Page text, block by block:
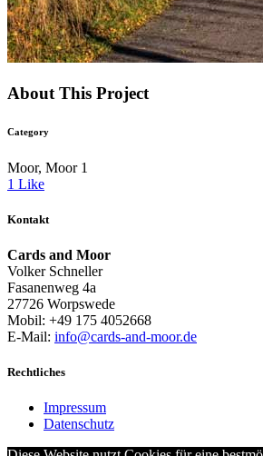
About This Project
Category
Moor, Moor 1
1 Like
Kontakt
Cards and Moor
Volker Schneller
Fasanenweg 4a
27726 Worpswede
Mobil: +49 175 4052668
E-Mail: info@cards-and-moor.de
Rechtliches
Impressum
Datenschutz